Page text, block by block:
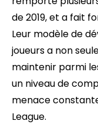
de 2019, et a fait
Leur modèle de
joueurs a non
maintenir parmi
un niveau de
menace
League.